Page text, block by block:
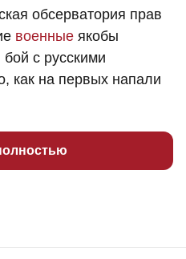
обсерватория прав
военные якобы
с русскими
как на первых напали